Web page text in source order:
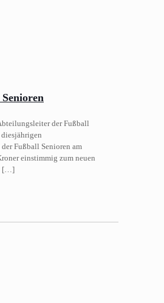
der Fußball
Fußball Senioren am
einstimmig zum neuen
[…]